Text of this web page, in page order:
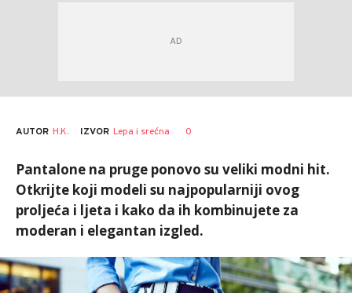
AUTOR H.K. IZVOR Lepa i srećna 0
Pantalone na pruge ponovo su veliki modni hit.
Otkrijte koji modeli su najpopularniji ovog
proljeća i ljeta i kako da ih kombinujete za
moderan i elegantan izgled.